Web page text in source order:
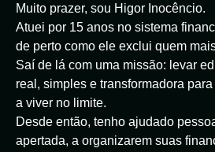
Muito prazer, sou Higor Inocêncio.
Atuei por 15 anos no sistema
de perto como ele exclui quem
Saí de lá com uma missão: levar
real, simples e transformadora
a viver no limite.
Desde então, tenho ajudado
apertada, a organizarem suas